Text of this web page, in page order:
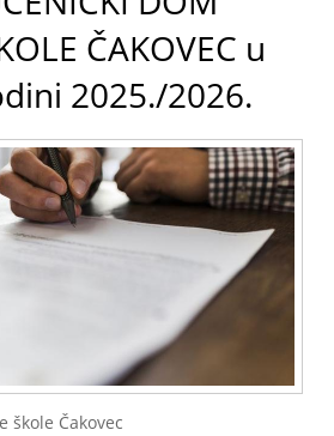
ČAKOVEC u
2025./2026.
škole Čakovec